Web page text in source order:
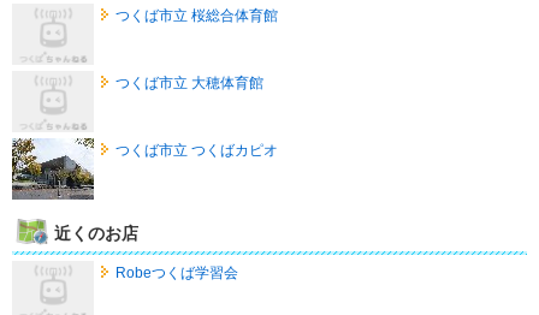
つくば市立 桜総合体育館
つくば市立 大穂体育館
つくば市立 つくばカピオ
近くのお店
Robeつくば学習会